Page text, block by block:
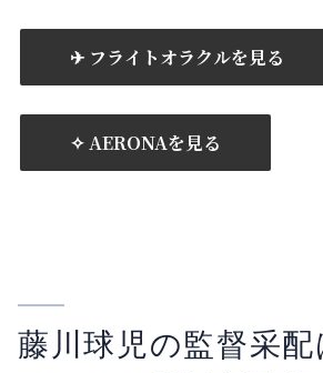
✈︎ フライトオラクルを見る
✧ AERONAを見る
藤川球児の監督采配